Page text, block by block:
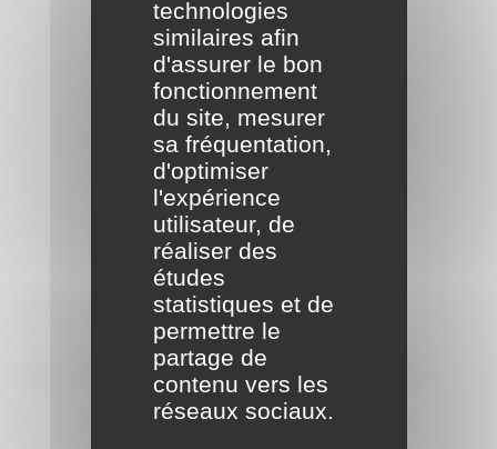
Formalités
administratives
technologies
similaires afin
d'assurer le bon
fonctionnement
du site, mesurer
sa fréquentation,
d'optimiser
l'expérience
utilisateur, de
réaliser des
études
statistiques et de
permettre le
partage de
contenu vers les
réseaux sociaux.